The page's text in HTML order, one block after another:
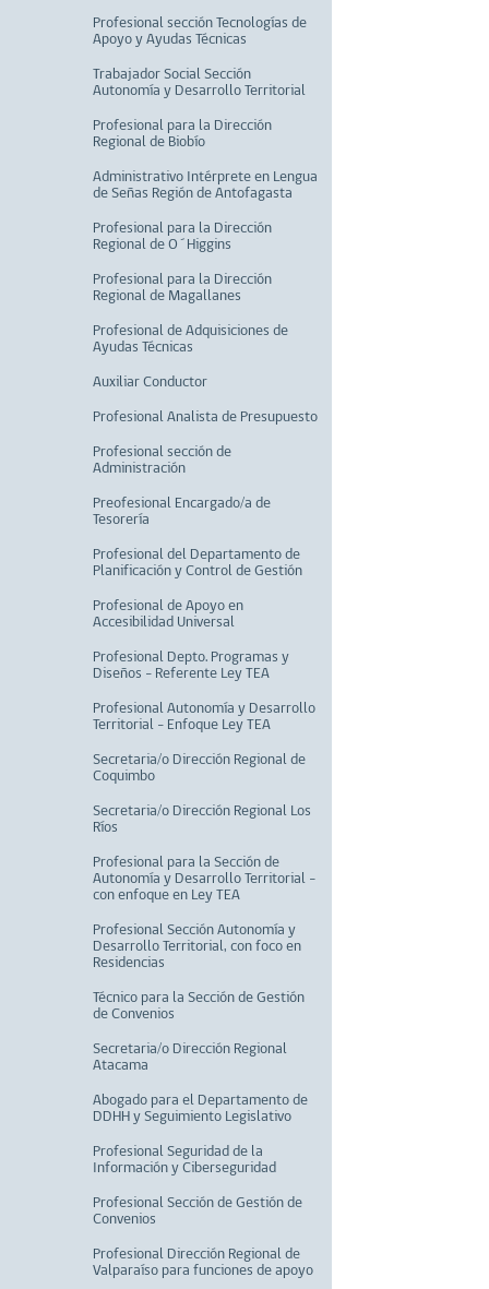
Profesional sección Tecnologías de
Apoyo y Ayudas Técnicas
Trabajador Social Sección
Autonomía y Desarrollo Territorial
Profesional para la Dirección
Regional de Biobío
Administrativo Intérprete en Lengua
de Señas Región de Antofagasta
Profesional para la Dirección
Regional de O´Higgins
Profesional para la Dirección
Regional de Magallanes
Profesional de Adquisiciones de
Ayudas Técnicas
Auxiliar Conductor
Profesional Analista de Presupuesto
Profesional sección de
Administración
Preofesional Encargado/a de
Tesorería
Profesional del Departamento de
Planificación y Control de Gestión
Profesional de Apoyo en
Accesibilidad Universal
Profesional Depto. Programas y
Diseños - Referente Ley TEA
Profesional Autonomía y Desarrollo
Territorial - Enfoque Ley TEA
Secretaria/o Dirección Regional de
Coquimbo
Secretaria/o Dirección Regional Los
Ríos
Profesional para la Sección de
Autonomía y Desarrollo Territorial –
con enfoque en Ley TEA
Profesional Sección Autonomía y
Desarrollo Territorial, con foco en
Residencias
Técnico para la Sección de Gestión
de Convenios
Secretaria/o Dirección Regional
Atacama
Abogado para el Departamento de
DDHH y Seguimiento Legislativo
Profesional Seguridad de la
Información y Ciberseguridad
Profesional Sección de Gestión de
Convenios
Profesional Dirección Regional de
Valparaíso para funciones de apoyo